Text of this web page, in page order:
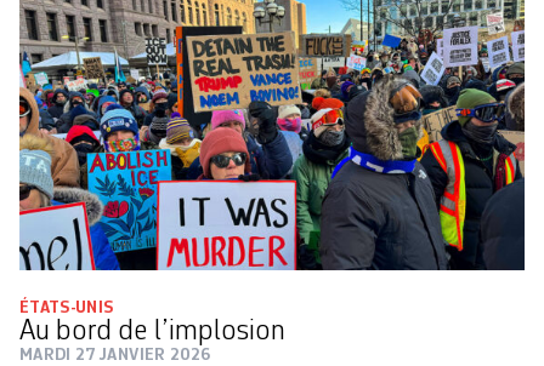
ÉTATS-UNIS
Au bord de l’implosion
MARDI 27 JANVIER 2026